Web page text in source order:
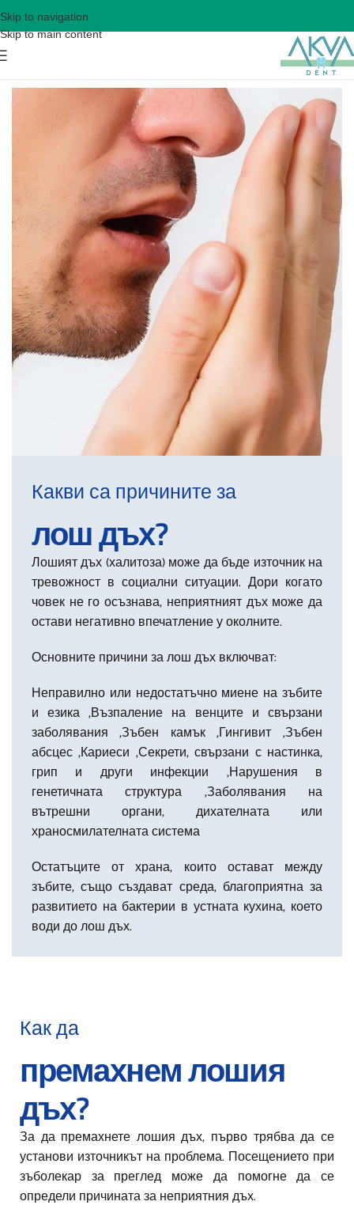
Skip to navigation
Skip to main content
Какви са причините за
лош дъх?
Лошият дъх (халитоза) може да бъде източник на
тревожност в социални ситуации. Дори когато
човек не го осъзнава, неприятният дъх може да
остави негативно впечатление у околните.
Основните причини за лош дъх включват:
Неправилно или недостатъчно миене на зъбите
и езика ,Възпаление на венците и свързани
заболявания ,Зъбен камък ,Гингивит ,Зъбен
абсцес ,Кариеси ,Секрети, свързани с настинка,
грип и други инфекции ,Нарушения в
генетичната структура ,Заболявания на
вътрешни органи, дихателната или
храносмилателната система
Остатъците от храна, които остават между
зъбите, също създават среда, благоприятна за
развитието на бактерии в устната кухина, което
води до лош дъх.
Как да
премахнем лошия
дъх?
За да премахнете лошия дъх, първо трябва да се
установи източникът на проблема. Посещението при
зъболекар за преглед може да помогне да се
определи причината за неприятния дъх.